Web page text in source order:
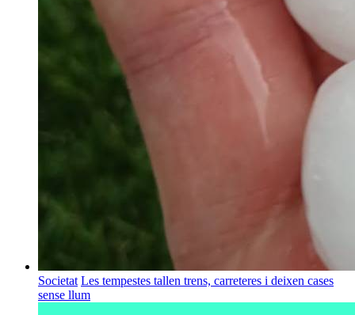
Societat Les tempestes tallen trens, carreteres i deixen cases
sense llum